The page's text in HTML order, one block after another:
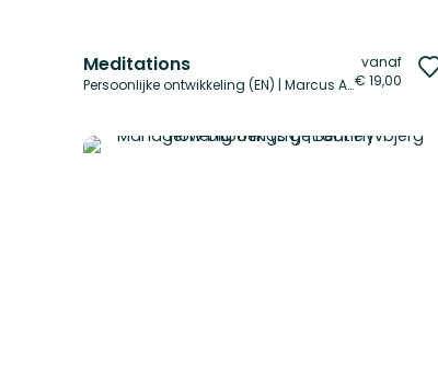
Meditations
Persoonlijke ontwikkeling (EN) | Marcus Aurelius
vanaf
€ 19,00